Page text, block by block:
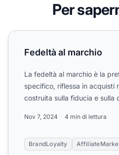
Per
Fedeltà al marchio
Fedeltà al marchio
La fedeltà al marchio è la
specifico, riflessa in acquisti
costruita sulla fiducia e sulla
Nov 7, 2024 4 min di lettura
BrandLoyalty